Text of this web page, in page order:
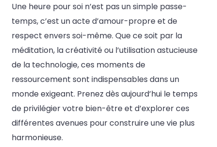
Une heure pour soi n’est pas un simple passe-
temps, c’est un acte d’amour-propre et de
respect envers soi-même. Que ce soit par la
méditation, la créativité ou l’utilisation astucieuse
de la technologie, ces moments de
ressourcement sont indispensables dans un
monde exigeant. Prenez dès aujourd’hui le temps
de privilégier votre bien-être et d’explorer ces
différentes avenues pour construire une vie plus
harmonieuse.